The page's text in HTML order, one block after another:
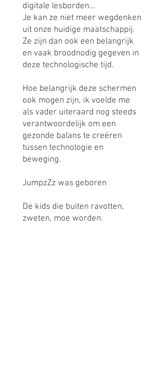
digitale lesborden...
Je kan ze niet meer wegdenken
uit onze huidige maatschappij.
Ze zijn dan ook een belangrijk
en vaak broodnodig gegeven in
deze technologische tijd.
Hoe belangrijk deze schermen
ook mogen zijn, ik voelde me
als vader uiteraard nog steeds
verantwoordelijk om een
gezonde balans te creëren
tussen technologie en
beweging.
JumpzZz was geboren
De kids die buiten ravotten,
zweten, moe worden.